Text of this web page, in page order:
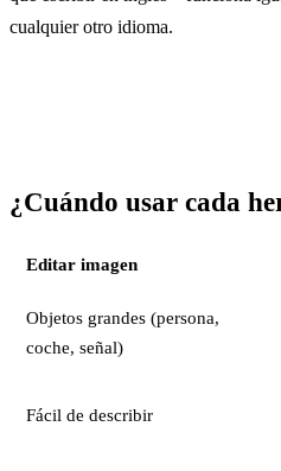
cualquier otro idioma.
¿Cuándo usar cada
Editar imagen
Objetos grandes (persona,
coche, señal)
Fácil de describir